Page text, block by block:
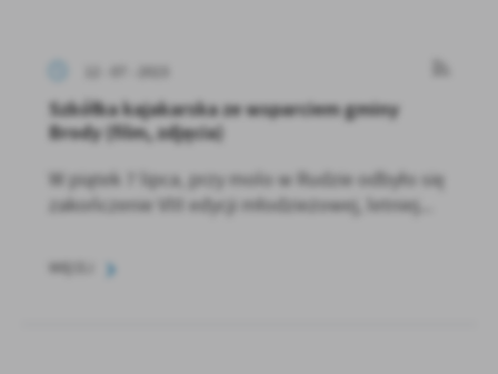
Szkółka kajakarska ze wsparciem gminy
Brody (film, zdjęcia)
W piątek 7 lipca, przy molo w Rudzie odbyło się
zakończenie VIII edycji młodzieżowej, letniej...